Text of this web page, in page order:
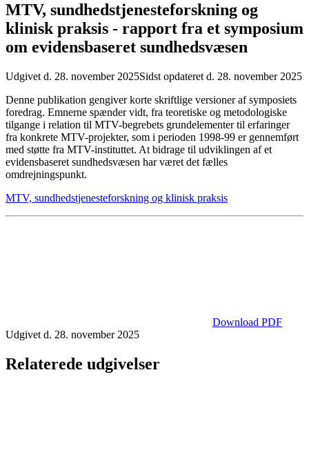
MTV, sundhedstjenesteforskning og
klinisk praksis - rapport fra et symposium
om evidensbaseret sundhedsvæsen
Udgivet d. 28. november 2025Sidst opdateret d. 28. november 2025
Denne publikation gengiver korte skriftlige versioner af symposiets
foredrag. Emnerne spænder vidt, fra teoretiske og metodologiske
tilgange i relation til MTV-begrebets grundelementer til erfaringer
fra konkrete MTV-projekter, som i perioden 1998-99 er gennemført
med støtte fra MTV-instituttet. At bidrage til udviklingen af et
evidensbaseret sundhedsvæsen har været det fælles
omdrejningspunkt.
MTV, sundhedstjenesteforskning og klinisk praksis
Download PDF
Udgivet d. 28. november 2025
Relaterede udgivelser